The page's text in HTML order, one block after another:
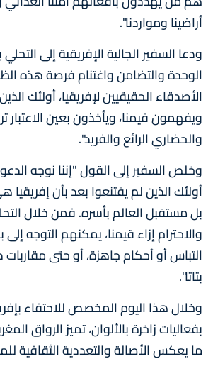
أراضينا ومواردنا".
ودعا السفير الجالية الإفريقية إلى
الوحدة والتضامن واغتنام فرصة هذه
الأصدقاء الحقيقيين لإفريقيا، أولئك
ويفهمون قيمنا، ويأخذون بعين الاعتبار
والحضاري الرائع والفريد".
وخلص السفير إلى القول "إننا نوجه
أولئك الذين لم يقتنعوا بعد بأن
بل مستقبل العالم بأسره. فمن خلال
والاحترام إزاء قيمنا، يمكنهم التوجه إلى
التباس أو أحكام جاهزة، أو حتى مقاربات
بتاتا".
وخلال هذا اليوم المخصص للاحتفاء
بفعاليات زاخرة بالألوان، تميز الرواق
ما يعكس الأصالة والتعددية الثقافية